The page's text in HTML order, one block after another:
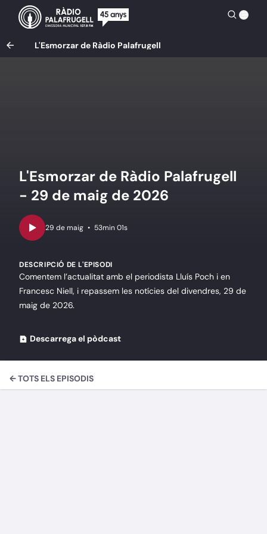
L'Esmorzar de Ràdio Palafrugell
L'Esmorzar de Ràdio Palafrugell
- 29 de maig de 2026
• 53min 01s
DESCRIPCIÓ DE L'EPISODI
Comentem l’actualitat amb el periodista Lluís Poch i en
Francesc Niell, i repassem les notícies del divendres, 29 de
maig de 2026.
Descarrega el pòdcast
← TOTS ELS EPISODIS